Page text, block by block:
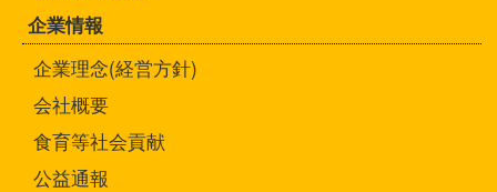
企業情報
企業理念(経営方針)
会社概要
食育等社会貢献
公益通報